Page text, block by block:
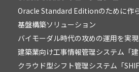
Oracle Standard Editionのために作
基盤構築ソリューション
バイモーダル時代の攻めの運用を実
建築業向け工事情報管理システム「建
クラウド型シフト管理システム「